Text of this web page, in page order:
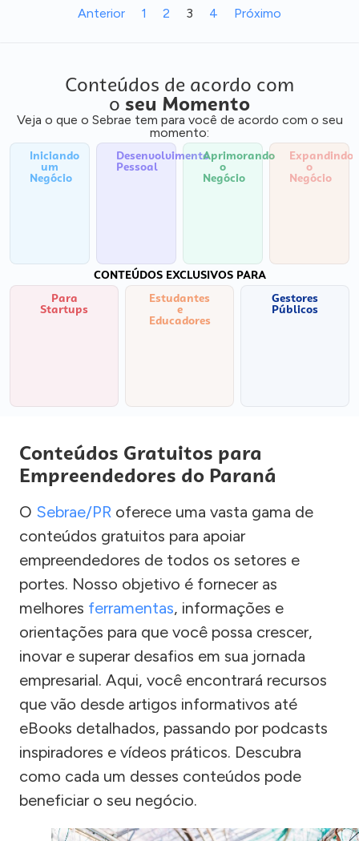
Anterior 1 2 3 4 Próximo
Conteúdos de acordo com
o seu Momento
Veja o que o Sebrae tem para você de acordo com o seu
momento:
Iniciando
um
Negócio
Desenvolvimento
Pessoal
Aprimorando
o
Negócio
Expandindo
o
Negócio
CONTEÚDOS EXCLUSIVOS PARA
Para
Startups
Estudantes
e
Educadores
Gestores
Públicos
Conteúdos Gratuitos para
Empreendedores do Paraná
O Sebrae/PR oferece uma vasta gama de
conteúdos gratuitos para apoiar
empreendedores de todos os setores e
portes. Nosso objetivo é fornecer as
melhores ferramentas, informações e
orientações para que você possa crescer,
inovar e superar desafios em sua jornada
empresarial. Aqui, você encontrará recursos
que vão desde artigos informativos até
eBooks detalhados, passando por podcasts
inspiradores e vídeos práticos. Descubra
como cada um desses conteúdos pode
beneficiar o seu negócio.